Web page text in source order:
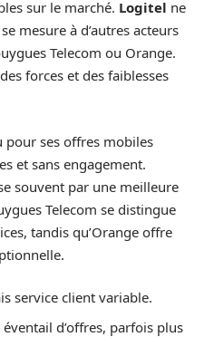
sur le marché. Logitel ne
mesure à d’autres acteurs
Telecom ou Orange.
forces et des faiblesses
pour ses offres mobiles
et sans engagement.
souvent par une meilleure
Telecom se distingue
tandis qu’Orange offre
service client variable.
éventail d’offres, parfois plus